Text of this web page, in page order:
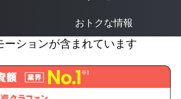
おトクな情報
ーションが含まれています